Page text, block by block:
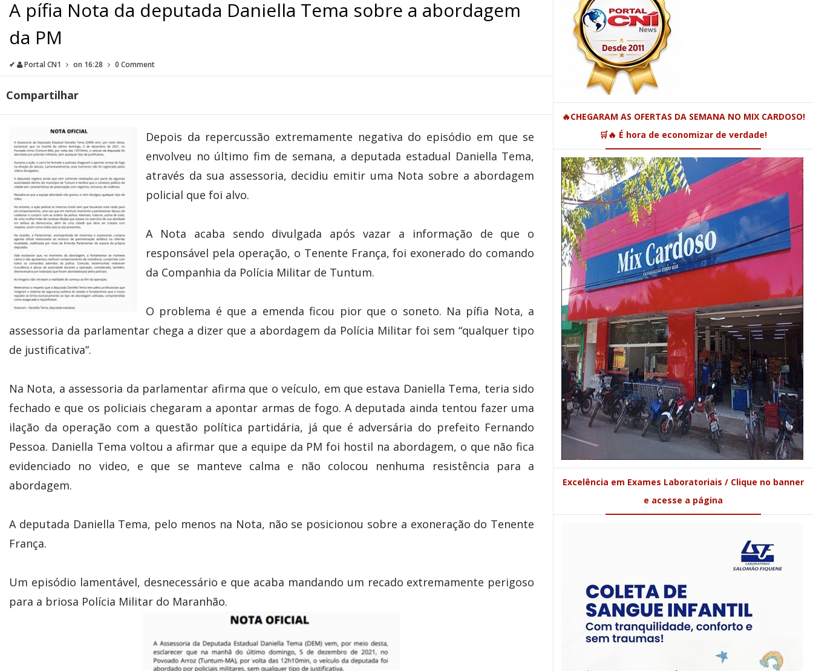
A pífia Nota da deputada Daniella Tema sobre a abordagem
da PM
✔ Portal CN1 on 16:28 0 Comment
Compartilhar
Depois da repercussão extremamente negativa do episódio em que se
envolveu no último fim de semana, a deputada estadual Daniella Tema,
através da sua assessoria, decidiu emitir uma Nota sobre a abordagem
policial que foi alvo.
A Nota acaba sendo divulgada após vazar a informação de que o
responsável pela operação, o Tenente França, foi exonerado do comando
da Companhia da Polícia Militar de Tuntum.
O problema é que a emenda ficou pior que o soneto. Na pífia Nota, a
assessoria da parlamentar chega a dizer que a abordagem da Polícia Militar foi sem “qualquer tipo
de justificativa”.
Na Nota, a assessoria da parlamentar afirma que o veículo, em que estava Daniella Tema, teria sido
fechado e que os policiais chegaram a apontar armas de fogo. A deputada ainda tentou fazer uma
ilação da operação com a questão política partidária, já que é adversária do prefeito Fernando
Pessoa. Daniella Tema voltou a afirmar que a equipe da PM foi hostil na abordagem, o que não fica
evidenciado no video, e que se manteve calma e não colocou nenhuma resistência para a
abordagem.
A deputada Daniella Tema, pelo menos na Nota, não se posicionou sobre a exoneração do Tenente
França.
Um episódio lamentável, desnecessário e que acaba mandando um recado extremamente perigoso
para a briosa Polícia Militar do Maranhão.
🔥CHEGARAM AS OFERTAS DA SEMANA NO MIX CARDOSO!
🛒🔥 É hora de economizar de verdade!
Excelência em Exames Laboratoriais / Clique no banner
e acesse a página